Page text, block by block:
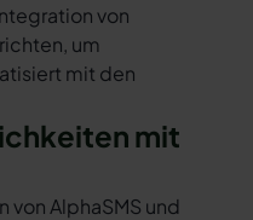
von
um
mit den
mit
von AlphaSMS und